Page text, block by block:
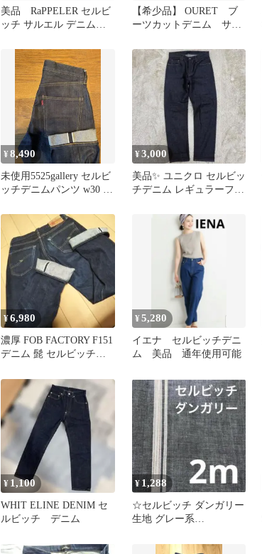
美品 RaPPELER セルビ
ッチ サルエル デニムパ
【希少品】 OURET ブ
ーツカットデニム サイ
ズド加工
¥8,490
未使用5525gallery セルビ
ッチデニムパンツ w30 日
¥3,000
美品✨ ユニクロ セルビッ
チデニム レギュラーフィ
¥6,980
濃厚 FOB FACTORY F151
デニム 髭 セルビッチ
¥5,280
イエナ セルビッチデニ
ム 美品 通年使用可能
¥ 1,100
WHIT ELINE DENIM セ
ルビッチ デニム
¥ 1,288
☆セルビッチ ダンガリー
生地 グレー系
ド素材 布